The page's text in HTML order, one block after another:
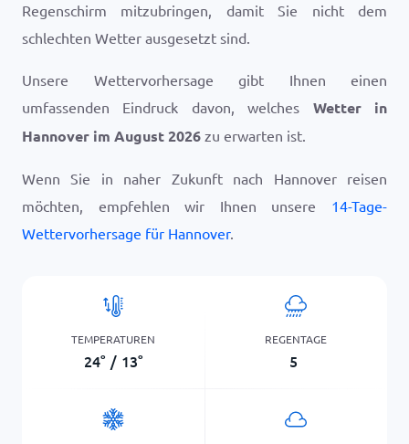
Regenschirm mitzubringen, damit Sie nicht dem
schlechten Wetter ausgesetzt sind.
Unsere Wettervorhersage gibt Ihnen einen
umfassenden Eindruck davon, welches Wetter in
Hannover im August 2026 zu erwarten ist.
Wenn Sie in naher Zukunft nach Hannover reisen
möchten, empfehlen wir Ihnen unsere 14-Tage-
Wettervorhersage für Hannover.
TEMPERATUREN
24° / 13°
REGENTAGE
5